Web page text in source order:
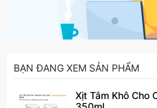
BẠN ĐANG XEM SẢN PHẨM
Xịt Tắm Khô Cho